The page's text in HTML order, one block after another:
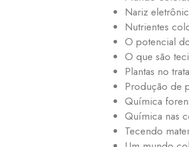
Nariz
Nutrientes
O potencial
O que são
Plantas no
Produção de
Química
Química nas
Tecendo